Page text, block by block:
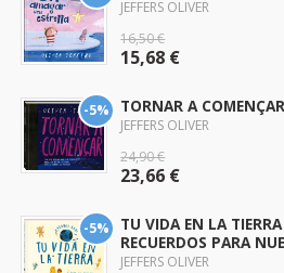
JEFFERS OLIVER
16,50 €
15,68 €
-5% TORNAR A COMENÇAR
JEFFERS OLIVER
24,90 €
23,66 €
-5%
TU VIDA EN LA
RECUERDOS PARA
JEFFERS OLIVER